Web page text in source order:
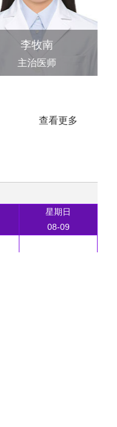
李牧南
主治医师
查看更多
星期日
08-09